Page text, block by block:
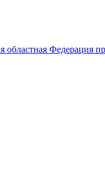
областная Федерация